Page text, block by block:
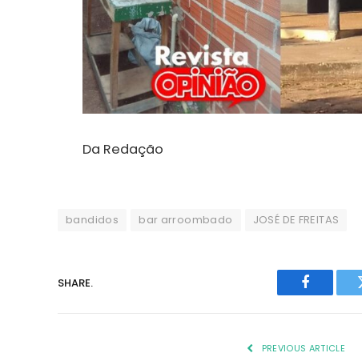
Da Redação
bandidos bar arroombado JOSÉ DE FREITAS
SHARE.
Facebook
PREVIOUS ARTICLE